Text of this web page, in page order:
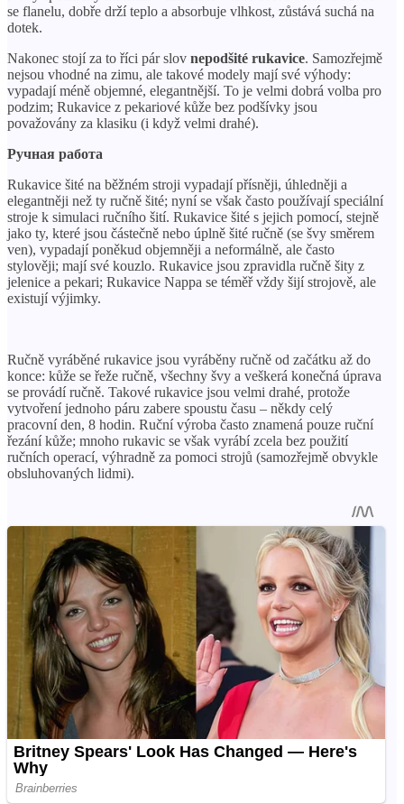
se flanelu, dobře drží teplo a absorbuje vlhkost, zůstává suchá na
dotek.
Nakonec stojí za to říci pár slov nepodšité rukavice. Samozřejmě
nejsou vhodné na zimu, ale takové modely mají své výhody:
vypadají méně objemné, elegantnější. To je velmi dobrá volba pro
podzim; Rukavice z pekariové kůže bez podšívky jsou
považovány za klasiku (i když velmi drahé).
Ручная работа
Rukavice šité na běžném stroji vypadají přísněji, úhledněji a
elegantněji než ty ručně šité; nyní se však často používají speciální
stroje k simulaci ručního šití. Rukavice šité s jejich pomocí, stejně
jako ty, které jsou částečně nebo úplně šité ručně (se švy směrem
ven), vypadají poněkud objemněji a neformálně, ale často
stylověji; mají své kouzlo. Rukavice jsou zpravidla ručně šity z
jelenice a pekari; Rukavice Nappa se téměř vždy šijí strojově, ale
existují výjimky.
Ručně vyráběné rukavice jsou vyráběny ručně od začátku až do
konce: kůže se řeže ručně, všechny švy a veškerá konečná úprava
se provádí ručně. Takové rukavice jsou velmi drahé, protože
vytvoření jednoho páru zabere spoustu času – někdy celý
pracovní den, 8 hodin. Ruční výroba často znamená pouze ruční
řezání kůže; mnoho rukavic se však vyrábí zcela bez použití
ručních operací, výhradně za pomoci strojů (samozřejmě obvykle
obsluhovaných lidmi).